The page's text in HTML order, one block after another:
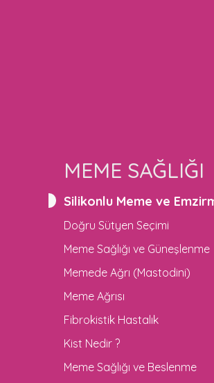
MEME SAĞLIĞI
Silikonlu Meme ve
Doğru Sütyen Seçimi
Meme Sağlığı ve Güneşlenme
Memede Ağrı (Mastodini)
Meme Ağrısı
Fibrokistik Hastalık
Kist Nedir ?
Meme Sağlığı ve Beslenme